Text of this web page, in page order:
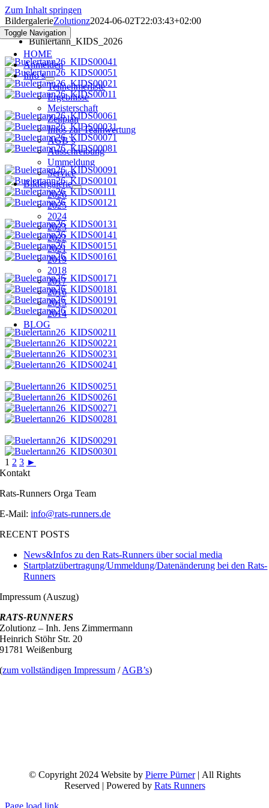
Zum Inhalt springen
Toggle Navigation
HOME
Anmelden
Info’s
Teilnehmerliste
Ergebnisse
Meisterschaft
Zeitplan
Infos zur Teamwertung
AGB`s
Ausschreibung
Ummeldung
Service
Bildergalerie
2026
2025
2024
2023
2022
2021
2019
2018
2017
2016
2015
2014
BLOG
BildergalerieZolutionz2024-06-02T22:03:43+02:00
Bühlertann_KIDS_2026
1 2 3 ►
Kontakt
Rats-Runners Orga Team
E-Mail:info@rats-runners.de
RECENT POSTS
News&Infos zu den Rats-Runners über social media
Startplatzübertragung/Ummeldung/Datenänderung bei den Rats-
Runners
Impressum (Auszug)
RATS-RUNNERS
Zolutionz – Inh. Jens Zimmermann
Heinrich Stöhr Str. 20
91781 Weißenburg
(zum vollständigen Impressum /AGB’s)
© Copyright 2024 Website by Pierre Pürner| All Rights
Reserved | Powered by Rats Runners
Page load link